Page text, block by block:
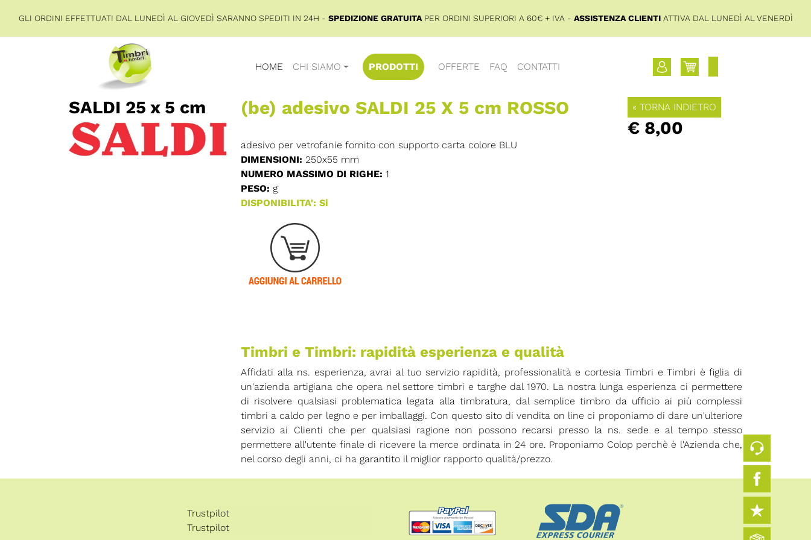
GLI ORDINI EFFETTUATI DAL LUNEDÌ AL GIOVEDÌ SARANNO SPEDITI IN 24H - SPEDIZIONE GRATUITAPER ORDINI SUPERIORI A 60€ + IVA - ASSISTENZA CLIENTIATTIVA DAL LUNEDÌ AL VENERDÌ
HOME CHI SIAMO PRODOTTI OFFERTE FAQ CONTATTI
SALDI 25 x 5 cm (be) adesivo SALDI 25 X 5 cm ROSSO
adesivo per vetrofanie fornito con supporto carta colore BLU
DIMENSIONI: 250x55 mm
NUMERO MASSIMO DI RIGHE: 1
PESO: g
DISPONIBILITA': Si
« TORNA INDIETRO
€ 8,00
Timbri e Timbri: rapidità esperienza e qualità
Affidati alla ns. esperienza, avrai al tuo servizio rapidità, professionalità e cortesia Timbri e Timbri è figlia di
un'azienda artigiana che opera nel settore timbri e targhe dal 1970. La nostra lunga esperienza ci permettere
di risolvere qualsiasi problematica legata alla timbratura, dal semplice timbro da ufficio ai più complessi
timbri a caldo per legno e per imballaggi. Con questo sito di vendita on line ci proponiamo di dare un'ulteriore
servizio ai Clienti che per qualsiasi ragione non possono recarsi presso la ns. sede e al tempo stesso
permettere all'utente finale di ricevere la merce ordinata in 24 ore. Proponiamo Colop perchè è l'Azienda che,
nel corso degli anni, ci ha garantito il miglior rapporto qualità/prezzo.
Trustpilot
Trustpilot